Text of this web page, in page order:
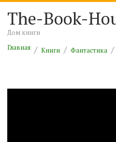
The-Book-
Дом книги
Главная
Книги Фантастика